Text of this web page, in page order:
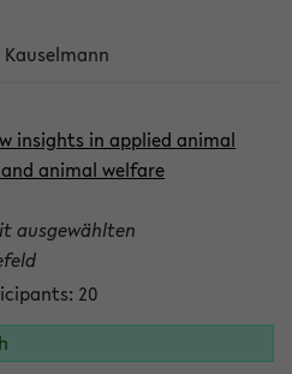
Kauselmann
insights in applied animal
animal welfare
ausgewählten
20